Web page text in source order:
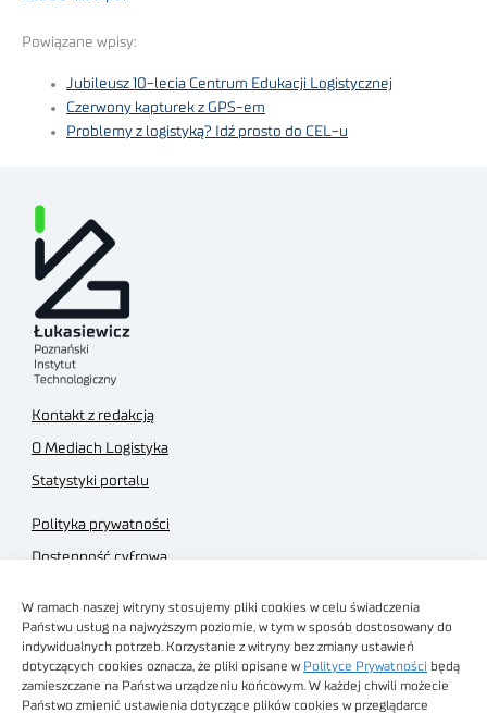
W ramach naszej witryny stosujemy pliki cookies w celu świadczenia
Państwu usług na najwyższym poziomie, w tym w sposób dostosowany do
indywidualnych potrzeb. Korzystanie z witryny bez zmiany ustawień
dotyczących cookies oznacza, że pliki opisane w Polityce Prywatności będą
zamieszczane na Państwa urządzeniu końcowym. W każdej chwili możecie
Państwo zmienić ustawienia dotyczące plików cookies w przeglądarce
Powiązane wpisy:
Jubileusz 10-lecia Centrum Edukacji Logistycznej
Czerwony kapturek z GPS-em
Problemy z logistyką? Idź prosto do CEL-u
Kontakt z redakcją
O Mediach Logistyka
Statystyki portalu
Polityka prywatności
Dostępność cyfrowa
Regulamin sklepu